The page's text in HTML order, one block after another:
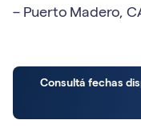
– Puerto Madero,
Consultá fechas